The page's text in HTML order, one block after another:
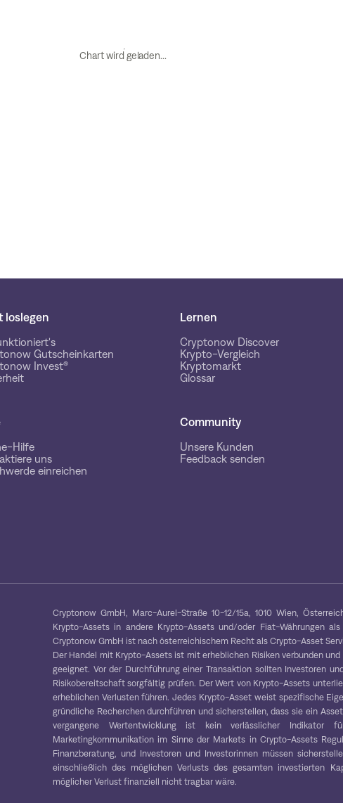
Chart wird geladen...
loslegen
Gutscheinkarten
Invest®
Lernen
Cryptonow Discover
Krypto-Vergleich
Kryptomarkt
Glossar
Hilfe
uns
einreichen
Community
Unsere Kunden
Feedback senden
Cryptonow GmbH, Marc-Aurel-Straße 10-12/15a, 1010 Wien,
Krypto-Assets in andere Krypto-Assets und/oder Fiat-Währungen
Cryptonow GmbH ist nach österreichischem Recht als Crypto-Asset
Der Handel mit Krypto-Assets ist mit erheblichen Risiken verbunden
geeignet. Vor der Durchführung einer Transaktion sollten Investoren
Risikobereitschaft sorgfältig prüfen. Der Wert von Krypto-Assets
erheblichen Verlusten führen. Jedes Krypto-Asset weist spezifische
gründliche Recherchen durchführen und sicherstellen, dass sie ein
vergangene Wertentwicklung ist kein verlässlicher Indikator
Marketingkommunikation im Sinne der Markets in Crypto-Assets
Finanzberatung, und Investoren und Investorinnen müssen
einschließlich des möglichen Verlusts des gesamten investierten
möglicher Verlust finanziell nicht tragbar wäre.